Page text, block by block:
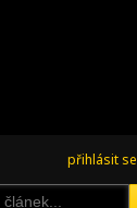
přihlásit se